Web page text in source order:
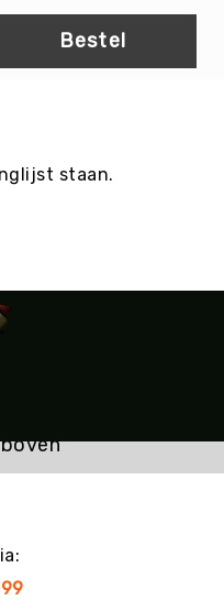
Bestel
staan.